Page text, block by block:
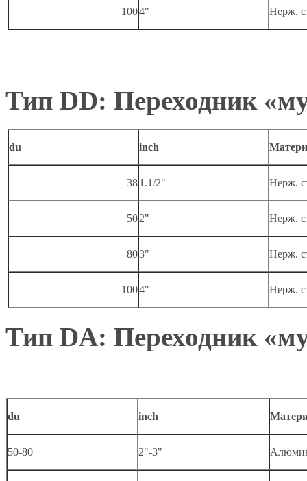
1004" Нерж.
Тип DD: Переходник
du inch
381.1/2" Нерж.
502" Нерж.
803" Нерж.
1004" Нерж.
Тип DA: Переходник
du inch
50-80 2"-3"